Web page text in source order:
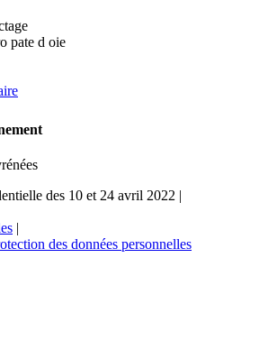
pate d oie
des 10 et 24 avril 2022 |
|
des données personnelles